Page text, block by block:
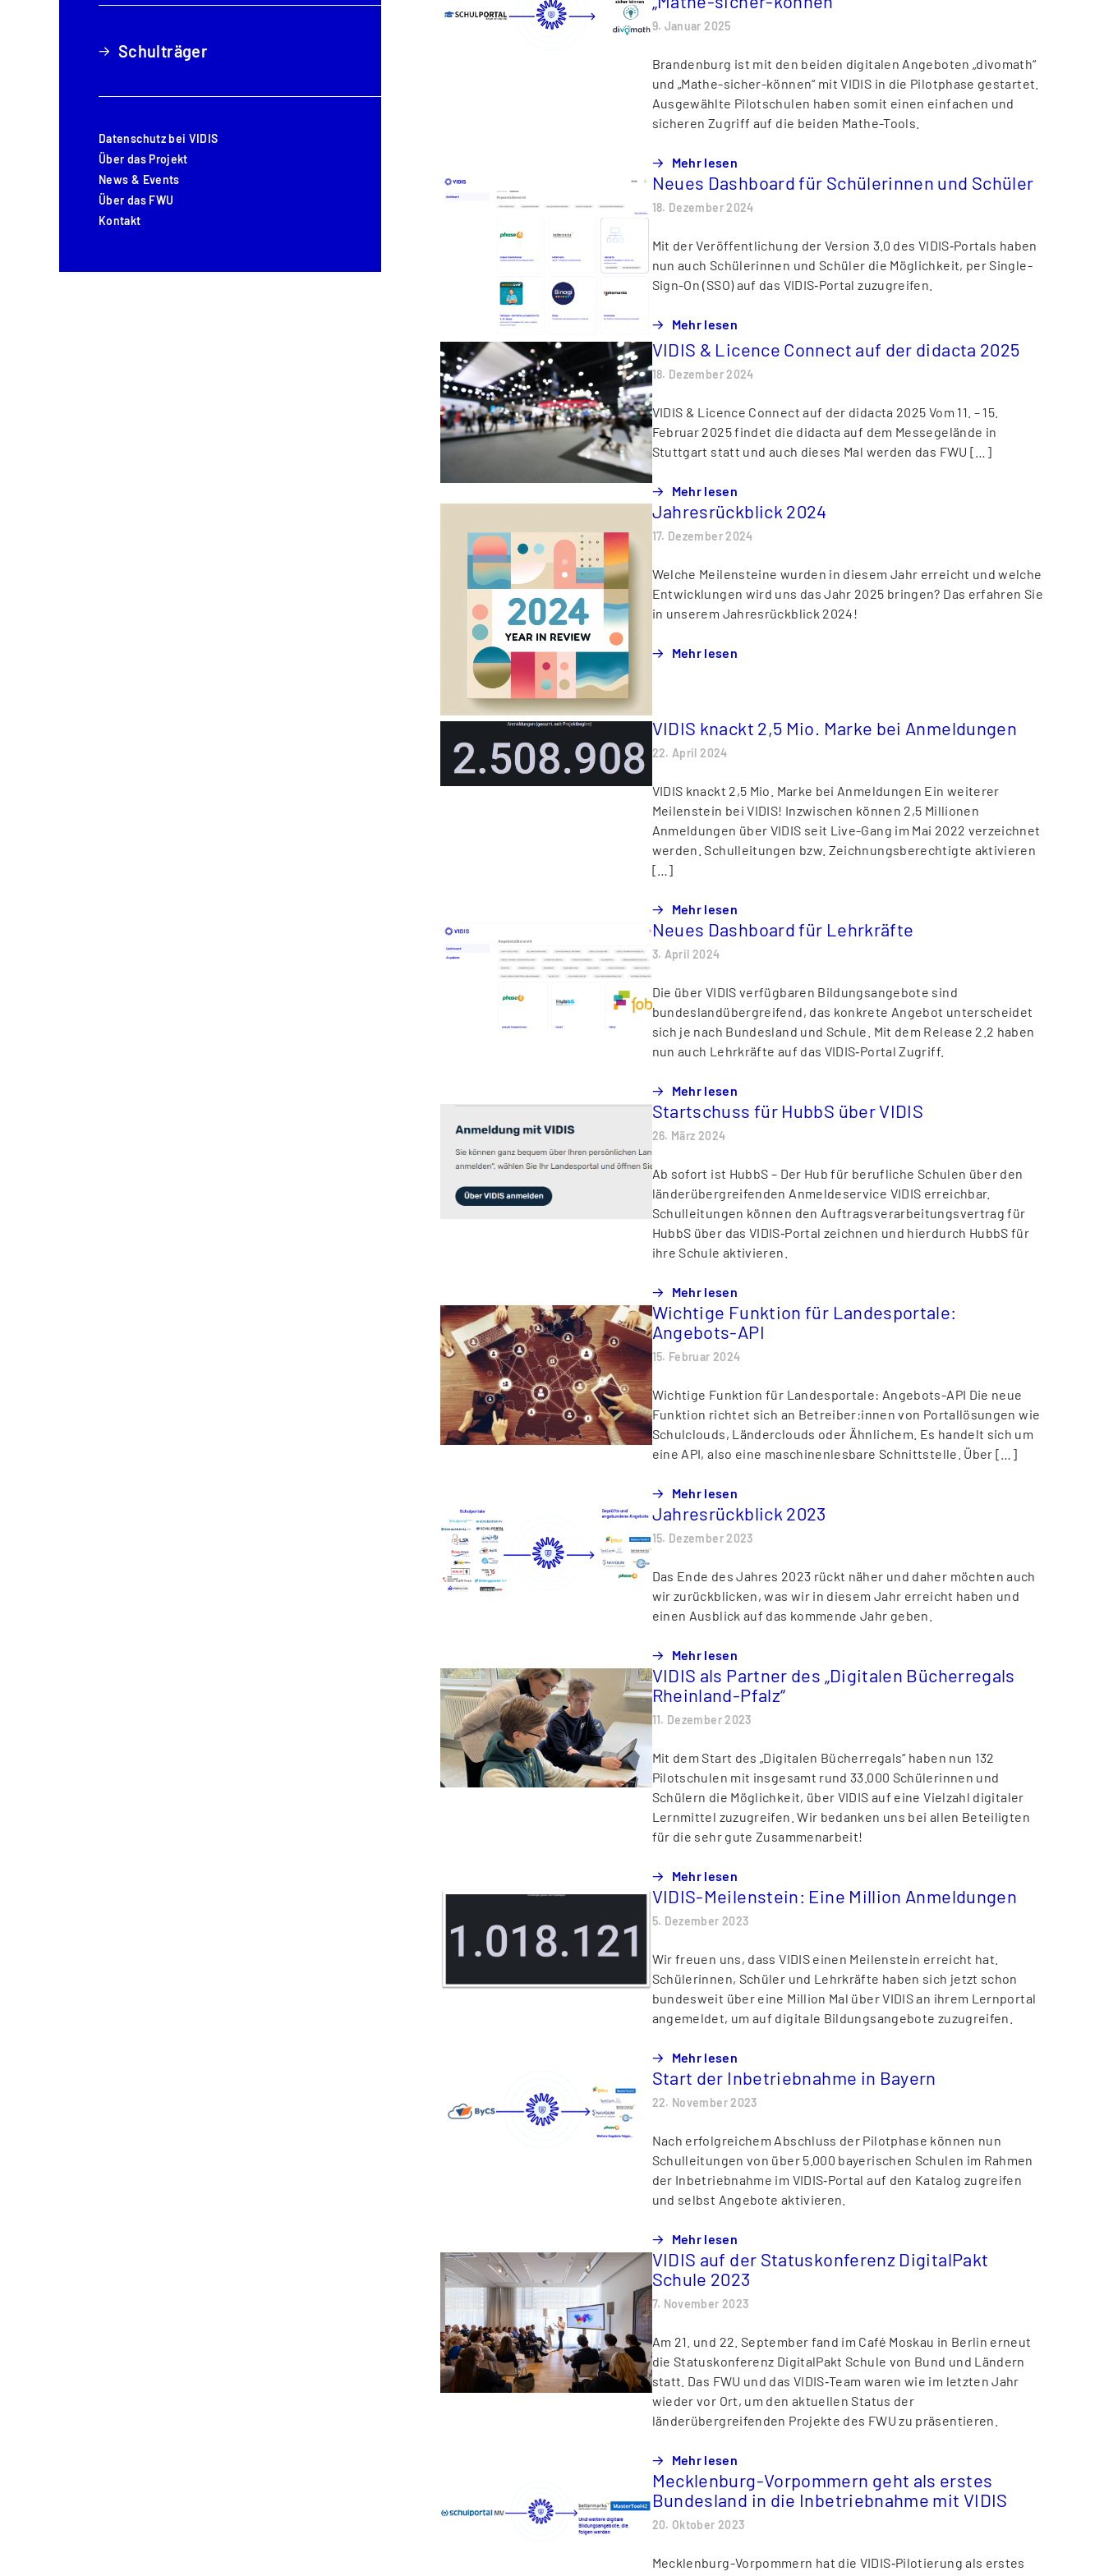
Schulträger
Datenschutz bei VIDIS
Über das Projekt
News & Events
Über das FWU
Kontakt
Schulträger
Datenschutz bei VIDIS
Über das Projekt
News & Events
Über das FWU
Kontakt
9. Januar 2025
Brandenburg ist mit den beiden digitalen Angeboten „divomath“
und „Mathe-sicher-können“ mit VIDIS in die Pilotphase gestartet.
Ausgewählte Pilotschulen haben somit einen einfachen und
sicheren Zugriff auf die beiden Mathe-Tools.
Mehr lesen
Neues Dashboard für Schülerinnen und Schüler
18. Dezember 2024
Mit der Veröffentlichung der Version 3.0 des VIDIS‑Portals haben
nun auch Schülerinnen und Schüler die Möglichkeit, per Single-
Sign-On (SSO) auf das VIDIS‑Portal zuzugreifen.
Mehr lesen
VIDIS & Licence Connect auf der didacta 2025
18. Dezember 2024
VIDIS & Licence Connect auf der didacta 2025 Vom 11. – 15.
Februar 2025 findet die didacta auf dem Messegelände in
Stuttgart statt und auch dieses Mal werden das FWU […]
Mehr lesen
Jahresrückblick 2024
17. Dezember 2024
Welche Meilensteine wurden in diesem Jahr erreicht und welche
Entwicklungen wird uns das Jahr 2025 bringen? Das erfahren Sie
in unserem Jahresrückblick 2024!
Mehr lesen
VIDIS knackt 2,5 Mio. Marke bei Anmeldungen
22. April 2024
VIDIS knackt 2,5 Mio. Marke bei Anmeldungen Ein weiterer
Meilenstein bei VIDIS! Inzwischen können 2,5 Millionen
Anmeldungen über VIDIS seit Live-Gang im Mai 2022 verzeichnet
werden. Schulleitungen bzw. Zeichnungsberechtigte aktivieren
[…]
Mehr lesen
Neues Dashboard für Lehrkräfte
3. April 2024
Die über VIDIS verfügbaren Bildungsangebote sind
bundeslandübergreifend, das konkrete Angebot unterscheidet
sich je nach Bundesland und Schule. Mit dem Release 2.2 haben
nun auch Lehrkräfte auf das VIDIS‑Portal Zugriff.
Mehr lesen
Startschuss für HubbS über VIDIS
26. März 2024
Ab sofort ist HubbS – Der Hub für berufliche Schulen über den
länderübergreifenden Anmeldeservice VIDIS erreichbar.
Schulleitungen können den Auftragsverarbeitungsvertrag für
HubbS über das VIDIS‑Portal zeichnen und hierdurch HubbS für
ihre Schule aktivieren.
Mehr lesen
Wichtige Funktion für Landesportale:
Angebots-API
15. Februar 2024
Wichtige Funktion für Landesportale: Angebots-API Die neue
Funktion richtet sich an Betreiber:innen von Portallösungen wie
Schulclouds, Länderclouds oder Ähnlichem. Es handelt sich um
eine API, also eine maschinenlesbare Schnittstelle. Über […]
Mehr lesen
Jahresrückblick 2023
15. Dezember 2023
Das Ende des Jahres 2023 rückt näher und daher möchten auch
wir zurückblicken, was wir in diesem Jahr erreicht haben und
einen Ausblick auf das kommende Jahr geben.
Mehr lesen
VIDIS als Partner des „Digitalen Bücherregals
Rheinland-Pfalz“
11. Dezember 2023
Mit dem Start des „Digitalen Bücherregals“ haben nun 132
Pilotschulen mit insgesamt rund 33.000 Schülerinnen und
Schülern die Möglichkeit, über VIDIS auf eine Vielzahl digitaler
Lernmittel zuzugreifen. Wir bedanken uns bei allen Beteiligten
für die sehr gute Zusammenarbeit!
Mehr lesen
VIDIS-Meilenstein: Eine Million Anmeldungen
5. Dezember 2023
Wir freuen uns, dass VIDIS einen Meilenstein erreicht hat.
Schülerinnen, Schüler und Lehrkräfte haben sich jetzt schon
bundesweit über eine Million Mal über VIDIS an ihrem Lernportal
angemeldet, um auf digitale Bildungsangebote zuzugreifen.
Mehr lesen
Start der Inbetriebnahme in Bayern
22. November 2023
Nach erfolgreichem Abschluss der Pilotphase können nun
Schulleitungen von über 5.000 bayerischen Schulen im Rahmen
der Inbetriebnahme im VIDIS‑Portal auf den Katalog zugreifen
und selbst Angebote aktivieren.
Mehr lesen
VIDIS auf der Statuskonferenz DigitalPakt
Schule 2023
7. November 2023
Am 21. und 22. September fand im Café Moskau in Berlin erneut
die Statuskonferenz DigitalPakt Schule von Bund und Ländern
statt. Das FWU und das VIDIS‑Team waren wie im letzten Jahr
wieder vor Ort, um den aktuellen Status der
länderübergreifenden Projekte des FWU zu präsentieren.
Mehr lesen
Mecklenburg-Vorpommern geht als erstes
Bundesland in die Inbetriebnahme mit VIDIS
20. Oktober 2023
Mecklenburg-Vorpommern hat die VIDIS‑Pilotierung als erstes